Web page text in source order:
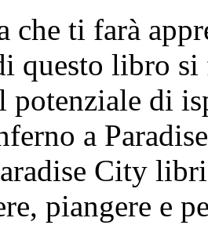
che ti farà
questo libro
potenziale di
a
City
piangere e